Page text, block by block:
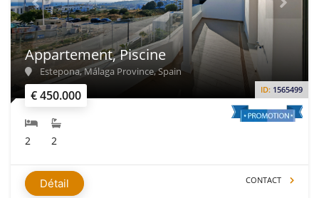
€ 450.000 ID: 1565499
Appartement, Piscine
Estepona, Málaga Province, Spain
2 2
Détail CONTACT